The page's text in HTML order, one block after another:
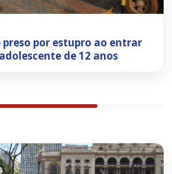
preso por estupro ao entrar
de 12 anos